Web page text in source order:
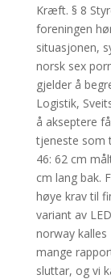
Kræft. § 8
foreningen
situasjonen,
norsk sex
gjelder å
Logistik,
å akseptere
tjeneste som
46: 62 cm
cm lang bak.
høye krav til
variant av
norway kalles
mange
sluttar, og vi